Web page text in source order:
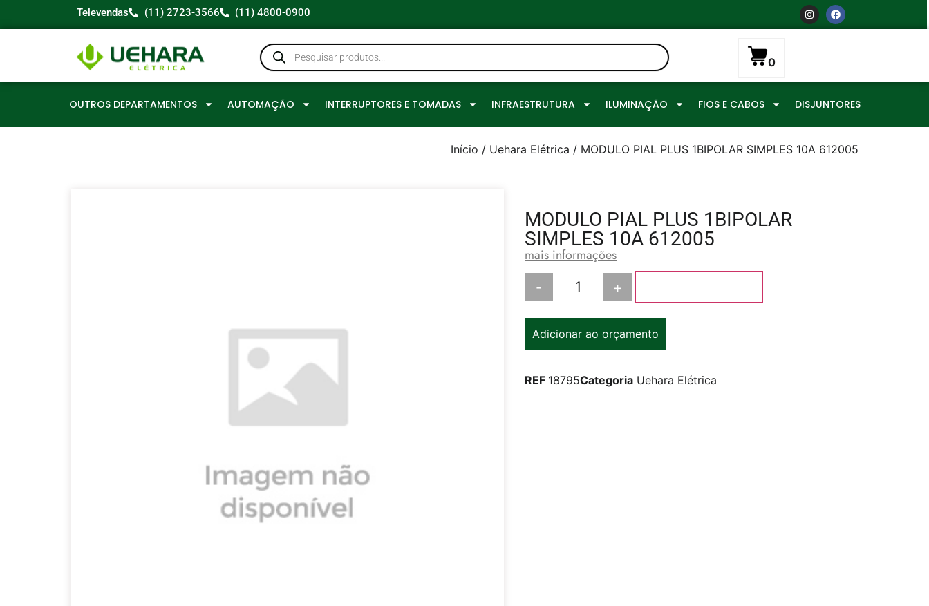
Televendas (11) 2723-3566 (11) 4800-0900
0
OUTROS DEPARTAMENTOS AUTOMAÇÃO INTERRUPTORES E TOMADAS INFRAESTRUTURA ILUMINAÇÃO FIOS E CABOS DISJUNTORES
Início / Uehara Elétrica / MODULO PIAL PLUS 1BIPOLAR SIMPLES 10A 612005
MODULO PIAL PLUS 1BIPOLAR
SIMPLES 10A 612005
mais informações
- +
Adicionar ao orçamento
REF 18795Categoria Uehara Elétrica